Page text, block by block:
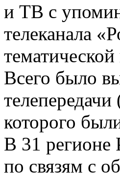
и ТВ с
телеканала
Всего было
которого
В 31 регионе
по связям с